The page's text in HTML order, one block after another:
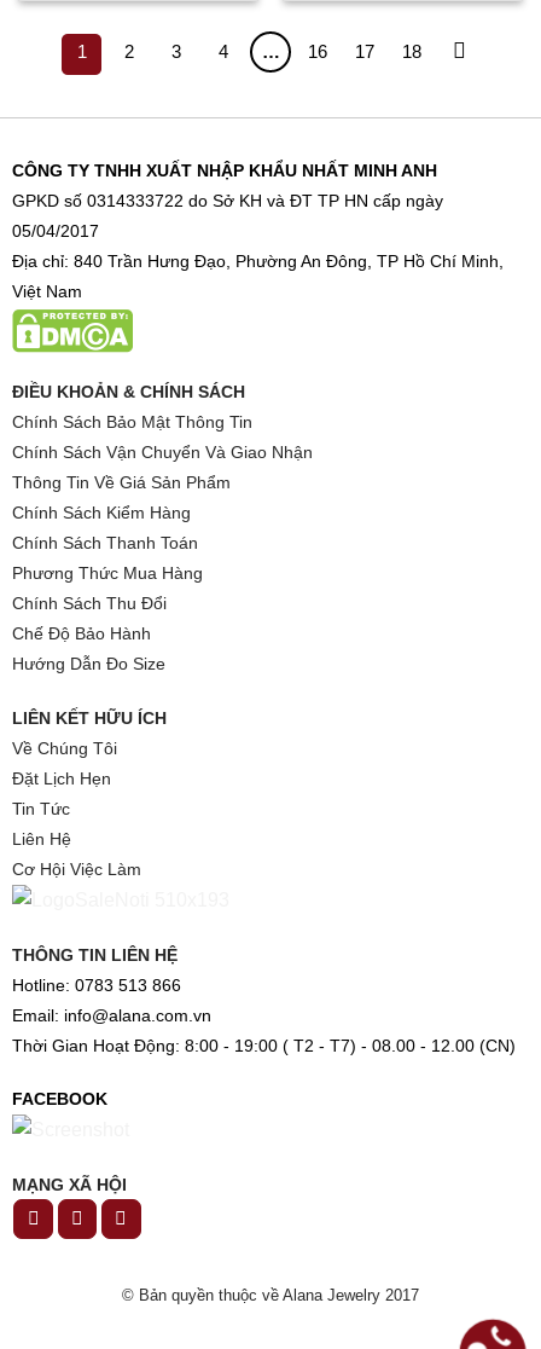
1 2 3 4 … 16 17 18
CÔNG TY TNHH XUẤT NHẬP KHẨU NHẤT MINH ANH
GPKD số 0314333722 do Sở KH và ĐT TP HN cấp ngày
05/04/2017
Địa chỉ: 840 Trần Hưng Đạo, Phường An Đông, TP Hồ Chí Minh,
Việt Nam
ĐIỀU KHOẢN & CHÍNH SÁCH
Chính Sách Bảo Mật Thông Tin
Chính Sách Vận Chuyển Và Giao Nhận
Thông Tin Về Giá Sản Phẩm
Chính Sách Kiểm Hàng
Chính Sách Thanh Toán
Phương Thức Mua Hàng
Chính Sách Thu Đổi
Chế Độ Bảo Hành
Hướng Dẫn Đo Size
LIÊN KẾT HỮU ÍCH
Về Chúng Tôi
Đặt Lịch Hẹn
Tin Tức
Liên Hệ
Cơ Hội Việc Làm
THÔNG TIN LIÊN HỆ
Hotline: 0783 513 866
Email: info@alana.com.vn
Thời Gian Hoạt Động: 8:00 - 19:00 ( T2 - T7) - 08.00 - 12.00 (CN)
FACEBOOK
MẠNG XÃ HỘI
© Bản quyền thuộc về Alana Jewelry 2017